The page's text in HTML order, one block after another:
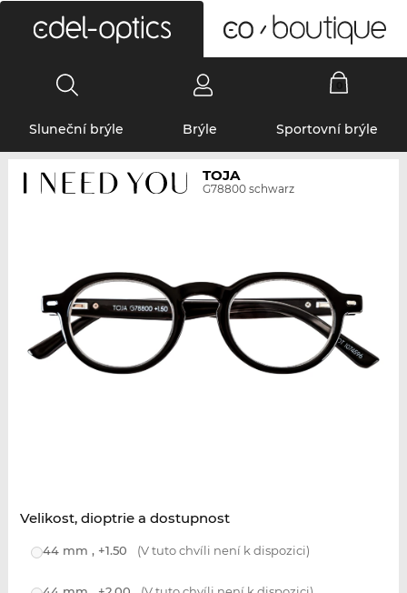
Sluneční brýle Brýle Sportovní brýle
TOJA
G78800 schwarz
Velikost, dioptrie a dostupnost
44 mm , +1.50 (V tuto chvíli není k dispozici)